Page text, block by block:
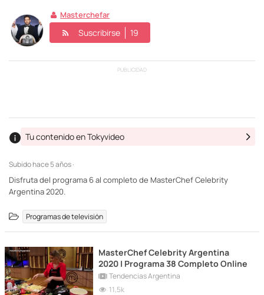
Masterchefar
Suscribirse 19
PUBLICIDAD
Subidohace 5 años ·
Tu contenido en Tokyvideo
Disfruta del programa 6 al completo de MasterChef Celebrity
Argentina 2020.
Programas de televisión
MasterChef Celebrity Argentina
2020 | Programa 38 Completo Online
Tendencias Argentina
11,5k